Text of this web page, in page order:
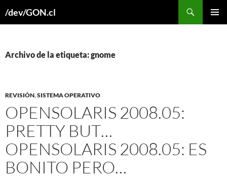
/dev/GON.cl
Archivo de la etiqueta: gnome
REVISIÓN,SISTEMA OPERATIVO
OPENSOLARIS 2008.05:
PRETTY BUT…
OPENSOLARIS 2008.05: ES
BONITO PERO…